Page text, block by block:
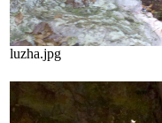
luzha.jpg